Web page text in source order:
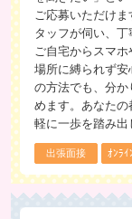
ご応募いただけ
タッフが伺い、丁
ご自宅からスマ
場所に縛られず
の方法でも、分
めます。あなた
軽に一歩を踏み出
出張面接 ｵﾝﾗｲ